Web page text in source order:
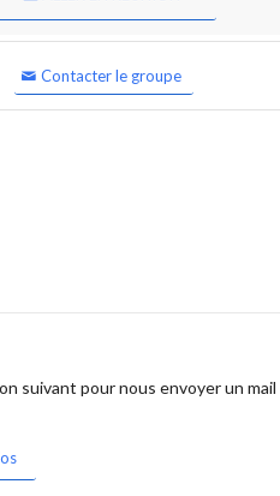
Contacter le groupe
suivant pour nous envoyer un mail